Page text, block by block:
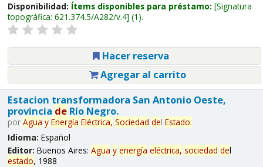
Disponibilidad: Ítems disponibles para préstamo: Signatura
topográfica: 621.374.5/A282/v.4 (1).
Hacer reserva
Agregar al carrito
Estacion transformadora San Antonio Oeste,
provincia deRío Negro.
por Agua y Energía Eléctrica, Sociedad del Estado.
Idioma: Español
Editor: Buenos Aires: Agua y energía eléctrica, sociedad del
estado, 1988